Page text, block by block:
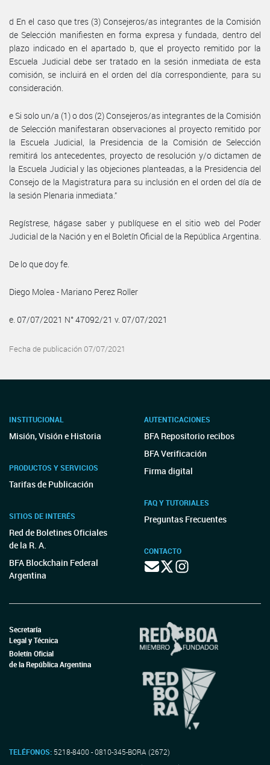
d En el caso que tres (3) Consejeros/as integrantes de la Comisión
de Selección manifiesten en forma expresa y fundada, dentro del
plazo indicado en el apartado b, que el proyecto remitido por la
Escuela Judicial debe ser tratado en la sesión inmediata de esta
comisión, se incluirá en el orden del día correspondiente, para su
consideración.
e Si solo un/a (1) o dos (2) Consejeros/as integrantes de la Comisión
de Selección manifestaran observaciones al proyecto remitido por
la Escuela Judicial, la Presidencia de la Comisión de Selección
remitirá los antecedentes, proyecto de resolución y/o dictamen de
la Escuela Judicial y las objeciones planteadas, a la Presidencia del
Consejo de la Magistratura para su inclusión en el orden del día de
la sesión Plenaria inmediata.”
Regístrese, hágase saber y publíquese en el sitio web del Poder
Judicial de la Nación y en el Boletín Oficial de la República Argentina.
De lo que doy fe.
Diego Molea - Mariano Perez Roller
e. 07/07/2021 N° 47092/21 v. 07/07/2021
Fecha de publicación 07/07/2021
INSTITUCIONAL
Misión, Visión e Historia
PRODUCTOS Y SERVICIOS
Tarifas de Publicación
SITIOS DE INTERÉS
Red de Boletines Oficiales
de la R. A.
BFA Blockchain Federal
Argentina
AUTENTICACIONES
BFA Repositorio recibos
BFA Verificación
Firma digital
FAQ Y TUTORIALES
Preguntas Frecuentes
CONTACTO
Secretaría
Legal y Técnica
Boletín Oficial
de la República Argentina
TELÉFONOS: 5218-8400 - 0810-345-BORA (2672)